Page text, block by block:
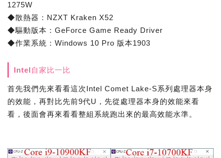
1275W
◆散熱器：NZXT Kraken X52
◆驅動版本：GeForce Game Ready Driver
◆作業系統：Windows 10 Pro 版本1903
Intel自家比一比
首先我們先來看看這次Intel Comet Lake-S系列處理器本身
的效能，再對比先前9代U，先從處理器本身的效能來看
看，後面會再來看看整組系統跑出來的最高效能水準。